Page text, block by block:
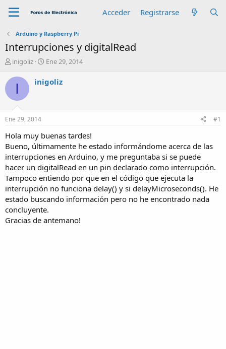
Acceder Registrarse
Arduino y Raspberry Pi
Interrupciones y digitalRead
A
t
r
inigoliz
F
c
h
n
c
i
o
Ene 29, 2014
I inigoliz
Ene 29, 2014 #1
Hola muy buenas tardes!
Bueno, últimamente he estado informándome acerca de las
interrupciones en Arduino, y me preguntaba si se puede
hacer un digitalRead en un pin declarado como interrupción.
Tampoco entiendo por que en el código que ejecuta la
interrupción no funciona delay() y si delayMicroseconds(). He
estado buscando información pero no he encontrado nada
concluyente.
Gracias de antemano!